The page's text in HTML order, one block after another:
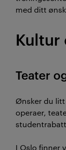
med ditt
Kultur
Teater
Ønsker du litt
operaer,
I Oslo finner